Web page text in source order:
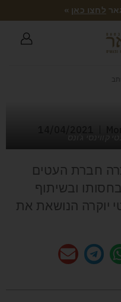
לחצו כאן »
חברת העטים
ובשיתוף
יוקרה הנושאת את